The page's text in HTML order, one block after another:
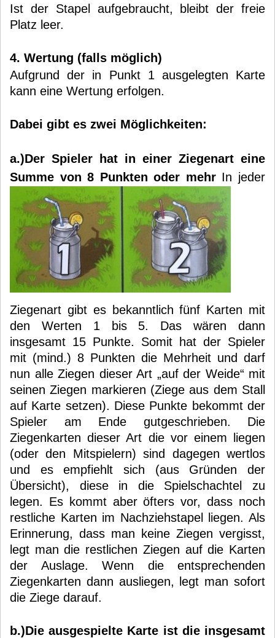
Ist der Stapel aufgebraucht, bleibt der freie
Platz leer.
4. Wertung (falls möglich)
Aufgrund der in Punkt 1 ausgelegten Karte
kann eine Wertung erfolgen.
Dabei gibt es zwei Möglichkeiten:
a.)Der Spieler hat in einer Ziegenart eine
Summe von 8 Punkten oder mehr In jeder
Ziegenart gibt es bekanntlich fünf Karten mit
den Werten 1 bis 5. Das wären dann
insgesamt 15 Punkte. Somit hat der Spieler
mit (mind.) 8 Punkten die Mehrheit und darf
nun alle Ziegen dieser Art „auf der Weide“ mit
seinen Ziegen markieren (Ziege aus dem Stall
auf Karte setzen). Diese Punkte bekommt der
Spieler am Ende gutgeschrieben. Die
Ziegenkarten dieser Art die vor einem liegen
(oder den Mitspielern) sind dagegen wertlos
und es empfiehlt sich (aus Gründen der
Übersicht), diese in die Spielschachtel zu
legen. Es kommt aber öfters vor, dass noch
restliche Karten im Nachziehstapel liegen. Als
Erinnerung, dass man keine Ziegen vergisst,
legt man die restlichen Ziegen auf die Karten
der Auslage. Wenn die entsprechenden
Ziegenkarten dann ausliegen, legt man sofort
die Ziege darauf.
b.)Die ausgespielte Karte ist die insgesamt